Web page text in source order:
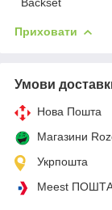
Приховати
Умови
Нова Пошта
Магазини
Укрпошта
Meest